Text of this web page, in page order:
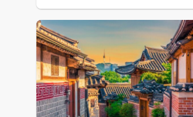
wishlist